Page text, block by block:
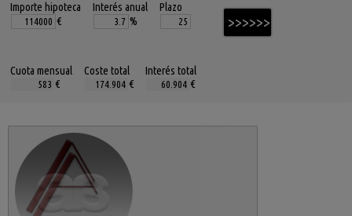
Importe hipoteca
€
Interés anual
%
Plazo
Cuota mensual
€
Coste total
€
Interés total
€